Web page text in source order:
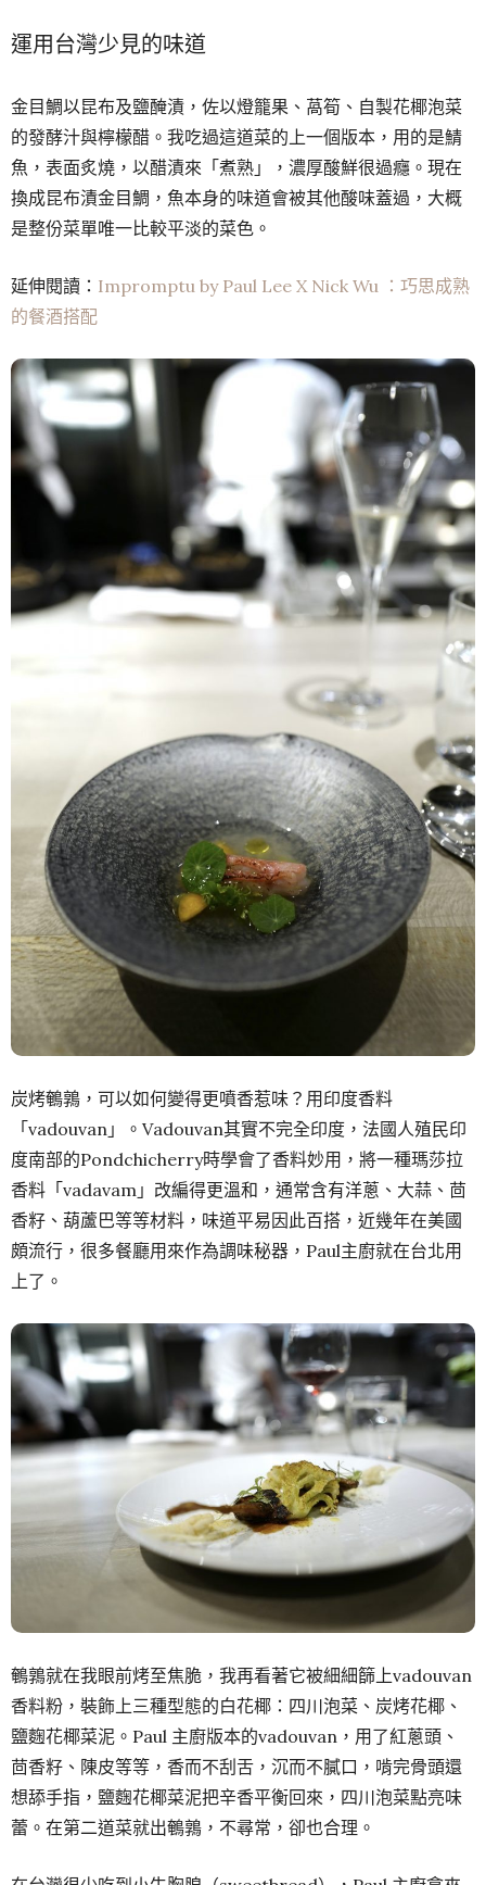
運用台灣少見的味道
金目鯛以昆布及鹽醃漬，佐以燈籠果、萵筍、自製花椰泡菜
的發酵汁與檸檬醋。我吃過這道菜的上一個版本，用的是鯖
魚，表面炙燒，以醋漬來「煮熟」，濃厚酸鮮很過癮。現在
換成昆布漬金目鯛，魚本身的味道會被其他酸味蓋過，大概
是整份菜單唯一比較平淡的菜色。
延伸閱讀： Impromptu by Paul Lee X Nick Wu ：巧思成熟
的餐酒搭配
炭烤鵪鶉，可以如何變得更噴香惹味？用印度香料
「vadouvan」。Vadouvan其實不完全印度，法國人殖民印
度南部的Pondchicherry時學會了香料妙用，將一種瑪莎拉
香料「vadavam」改編得更溫和，通常含有洋蔥、大蒜、茴
香籽、葫蘆巴等等材料，味道平易因此百搭，近幾年在美國
頗流行，很多餐廳用來作為調味秘器，Paul主廚就在台北用
上了。
鵪鶉就在我眼前烤至焦脆，我再看著它被細細篩上vadouvan
香料粉，裝飾上三種型態的白花椰：四川泡菜、炭烤花椰、
鹽麴花椰菜泥。Paul 主廚版本的vadouvan，用了紅蔥頭、
茴香籽、陳皮等等，香而不刮舌，沉而不膩口，啃完骨頭還
想舔手指，鹽麴花椰菜泥把辛香平衡回來，四川泡菜點亮味
蕾。在第二道菜就出鵪鶉，不尋常，卻也合理。